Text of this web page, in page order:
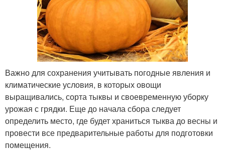
Важно для сохранения учитывать погодные явления и
климатические условия, в которых овощи
выращивались, сорта тыквы и своевременную уборку
урожая с грядки. Еще до начала сбора следует
определить место, где будет храниться тыква до весны и
провести все предварительные работы для подготовки
помещения.